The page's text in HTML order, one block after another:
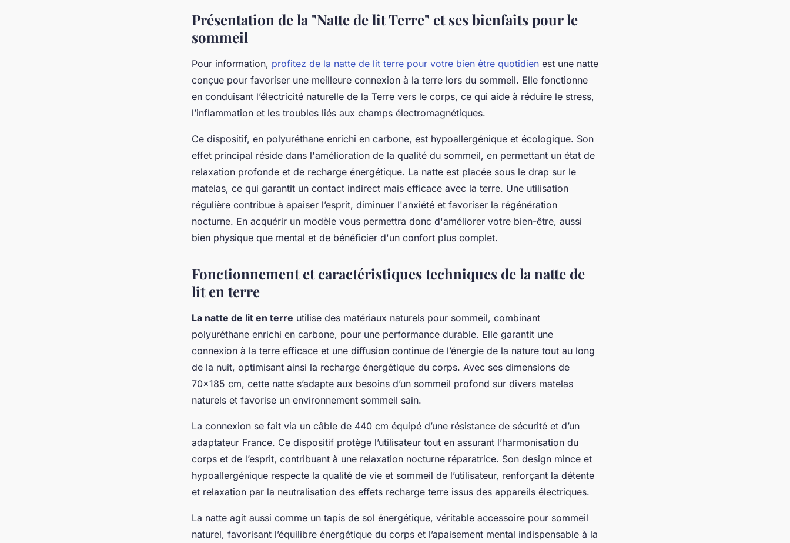
Présentation de la "Natte de lit Terre" et ses bienfaits pour le
sommeil
Pour information, profitez de la natte de lit terre pour votre bien être quotidien est une natte
conçue pour favoriser une meilleure connexion à la terre lors du sommeil. Elle fonctionne
en conduisant l’électricité naturelle de la Terre vers le corps, ce qui aide à réduire le stress,
l’inflammation et les troubles liés aux champs électromagnétiques.
Ce dispositif, en polyuréthane enrichi en carbone, est hypoallergénique et écologique. Son
effet principal réside dans l'amélioration de la qualité du sommeil, en permettant un état de
relaxation profonde et de recharge énergétique. La natte est placée sous le drap sur le
matelas, ce qui garantit un contact indirect mais efficace avec la terre. Une utilisation
régulière contribue à apaiser l’esprit, diminuer l'anxiété et favoriser la régénération
nocturne. En acquérir un modèle vous permettra donc d'améliorer votre bien-être, aussi
bien physique que mental et de bénéficier d'un confort plus complet.
Fonctionnement et caractéristiques techniques de la natte de
lit en terre
La natte de lit en terre utilise des matériaux naturels pour sommeil, combinant
polyuréthane enrichi en carbone, pour une performance durable. Elle garantit une
connexion à la terre efficace et une diffusion continue de l’énergie de la nature tout au long
de la nuit, optimisant ainsi la recharge énergétique du corps. Avec ses dimensions de
70x185 cm, cette natte s’adapte aux besoins d’un sommeil profond sur divers matelas
naturels et favorise un environnement sommeil sain.
La connexion se fait via un câble de 440 cm équipé d’une résistance de sécurité et d’un
adaptateur France. Ce dispositif protège l’utilisateur tout en assurant l’harmonisation du
corps et de l’esprit, contribuant à une relaxation nocturne réparatrice. Son design mince et
hypoallergénique respecte la qualité de vie et sommeil de l’utilisateur, renforçant la détente
et relaxation par la neutralisation des effets recharge terre issus des appareils électriques.
La natte agit aussi comme un tapis de sol énergétique, véritable accessoire pour sommeil
naturel, favorisant l’équilibre énergétique du corps et l’apaisement mental indispensable à la